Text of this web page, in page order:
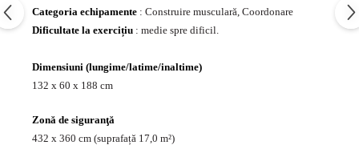
Categoria echipamente : Construire musculară, Coordonare
Dificultate la exercițiu : medie spre dificil.
Dimensiuni (lungime/latime/inaltime)
132 x 60 x 188 cm
Zonă de siguranţă
432 x 360 cm (suprafață 17,0 m²)